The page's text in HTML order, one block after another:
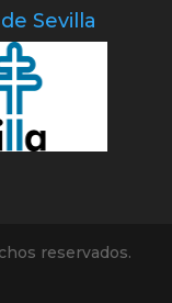
Sevilla
reservados.